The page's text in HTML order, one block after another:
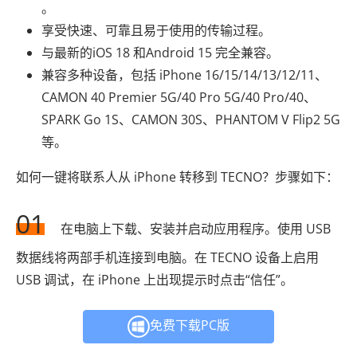
。
享受快速、可靠且易于使用的传输过程。
与最新的iOS 18 和Android 15 完全兼容。
兼容多种设备，包括 iPhone 16/15/14/13/12/11、
CAMON 40 Premier 5G/40 Pro 5G/40 Pro/40、
SPARK Go 1S、CAMON 30S、PHANTOM V Flip2 5G
等。
如何一键将联系人从 iPhone 转移到 TECNO？步骤如下：
01
在电脑上下载、安装并启动应用程序。使用 USB
数据线将两部手机连接到电脑。在 TECNO 设备上启用
USB 调试，在 iPhone 上出现提示时点击“信任”。
免费下载PC版